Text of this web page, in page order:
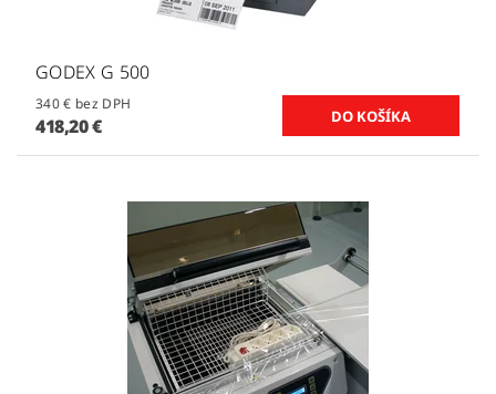
GODEX G 500
340 € bez DPH
418,20 €